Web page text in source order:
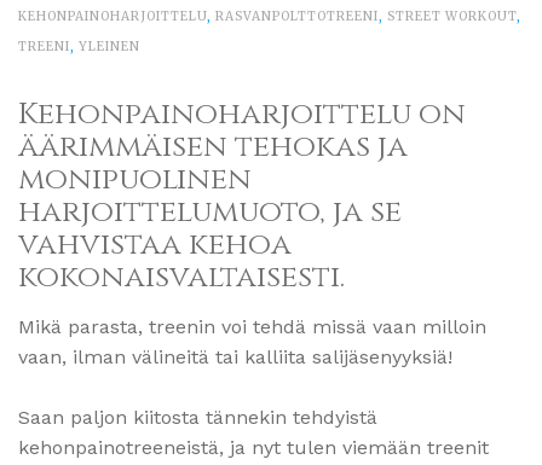
KEHONPAINOHARJOITTELU, RASVANPOLTTOTREENI, STREET WORKOUT,
TREENI, YLEINEN
Kehonpainoharjoittelu on
äärimmäisen tehokas ja
monipuolinen
harjoittelumuoto, ja se
vahvistaa kehoa
kokonaisvaltaisesti.
Mikä parasta, treenin voi tehdä missä vaan milloin
vaan, ilman välineitä tai kalliita salijäsenyyksiä!
Saan paljon kiitosta tännekin tehdyistä
kehonpainotreeneistä, ja nyt tulen viemään treenit